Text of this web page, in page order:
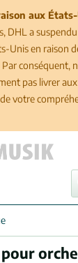
aux
DHL a
Unis en raison
conséquent,
pas livrer
votre
pour